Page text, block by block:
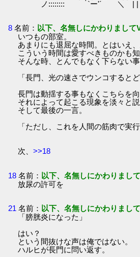
ノ:::::::: `ー'´ ＼ | |
8 名前： 以下、名無しにかわりまして
いつもの部室。
あまりにも退屈な時間。とはいえ
こういう時間は愛すべきものかも知
そんな時、とんでもなく下らない事
「長門、光の速さでウンコすると
長門は動揺する事もなくこちらを向
それによって起こる現象を淡々と説
そして最後の一言。
「ただし、これを人間の筋肉で実
次、>>18
18 名前： 以下、名無しにかわりまし
放尿の許可を
21 名前： 以下、名無しにかわりまし
「膀胱炎になった」
はい？
という間抜けな声は俺ではない。
ハルヒが長門に問い返す。